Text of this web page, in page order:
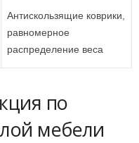
Антискользящие коврики,
равномерное
распределение веса
по
мебели